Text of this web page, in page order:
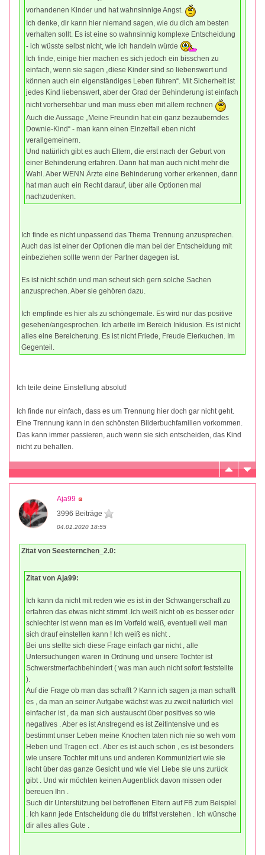
vorhandenen Kinder und hat wahnsinnige Angst.
Ich denke, dir kann hier niemand sagen, wie du dich am besten
verhalten sollt. Es ist eine so wahnsinnig komplexe Entscheidung
- ich wüsste selbst nicht, wie ich handeln würde
Ich finde, einige hier machen es sich jedoch ein bisschen zu
einfach, wenn sie sagen „diese Kinder sind so liebenswert und
können auch ein eigenständiges Leben führen“. Mit Sicherheit ist
jedes Kind liebenswert, aber der Grad der Behinderung ist einfach
nicht vorhersehbar und man muss eben mit allem rechnen
Auch die Aussage „Meine Freundin hat ein ganz bezauberndes
Downie-Kind“ - man kann einen Einzelfall eben nicht
verallgemeinern.
Und natürlich gibt es auch Eltern, die erst nach der Geburt von
einer Behinderung erfahren. Dann hat man auch nicht mehr die
Wahl. Aber WENN Ärzte eine Behinderung vorher erkennen, dann
hat man auch ein Recht darauf, über alle Optionen mal
nachzudenken.
Ich finde es nicht unpassend das Thema Trennung anzusprechen.
Auch das ist einer der Optionen die man bei der Entscheidung mit
einbeziehen sollte wenn der Partner dagegen ist.
Es ist nicht schön und man scheut sich gern solche Sachen
anzusprechen. Aber sie gehören dazu.
Ich empfinde es hier als zu schöngemale. Es wird nur das positive
gesehen/angesprochen. Ich arbeite im Bereich Inklusion. Es ist nicht
alles eine Bereicherung. Es ist nicht Friede, Freude Eierkuchen. Im
Gegenteil.
Ich teile deine Einstellung absolut!
Ich finde nur einfach, dass es um Trennung hier doch gar nicht geht.
Eine Trennung kann in den schönsten Bilderbuchfamilien vorkommen.
Das kann immer passieren, auch wenn sie sich entscheiden, das Kind
nicht zu behalten.
Aja99
3996 Beiträge
04.01.2020 18:55
Zitat von Seesternchen_2.0:
Zitat von Aja99:
Ich kann da nicht mit reden wie es ist in der Schwangerschaft zu
erfahren das etwas nicht stimmt .Ich weiß nicht ob es besser oder
schlechter ist wenn man es im Vorfeld weiß, eventuell weil man
sich drauf einstellen kann ! Ich weiß es nicht .
Bei uns stellte sich diese Frage einfach gar nicht , alle
Untersuchungen waren in Ordnung und unsere Tochter ist
Schwerstmerfachbehindert ( was man auch nicht sofort feststellte
).
Auf die Frage ob man das schafft ? Kann ich sagen ja man schafft
es , da man an seiner Aufgabe wächst was zu zweit natürlich viel
einfacher ist , da man sich austauscht über positives so wie
negatives . Aber es ist Anstregend es ist Zeitintensive und es
bestimmt unser Leben meine Knochen taten nich nie so weh vom
Heben und Tragen ect . Aber es ist auch schön , es ist besonders
wie unsere Tochter mit uns und anderen Kommuniziert wie sie
lacht über das ganze Gesicht und wie viel Liebe sie uns zurück
gibt . Und wir möchten keinen Augenblick davon missen oder
bereuen Ihn .
Such dir Unterstützung bei betroffenen Eltern auf FB zum Beispiel
. Ich kann jede Entscheidung die du triffst verstehen . Ich wünsche
dir alles alles Gute .